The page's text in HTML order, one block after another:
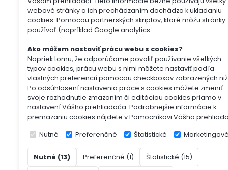
webové stránky a ich prechádzaním dochádza k ukladaniu
cookies. Pomocou partnerských skriptov, ktoré môžu stránky
používať (napríklad Google analytics
Ako môžem nastaviť prácu webu s cookies?
Napriek tomu, že odporúčame povoliť používanie všetkých
typov cookies, prácu webu s nimi môžete nastaviť podľa
vlastných preferencií pomocou checkboxov zobrazených
Po odsúhlasení nastavenia práce s cookies môžete zmeniť
svoje rozhodnutie zmazaním či editáciou cookies priamo v
nastavení Vášho prehliadača. Podrobnejšie informácie k
premazaniu cookies nájdete v Pomocníkovi Vášho
Nutné Preferenčné Štatistické Marketingové
Nutné (13) Preferenčné (1) Štatistické (15)